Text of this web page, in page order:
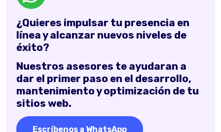
¿Quieres impulsar tu presencia en
línea y alcanzar nuevos niveles de
éxito?
Nuestros asesores te ayudaran a
dar el primer paso en el desarrollo,
mantenimiento y optimización de tu
sitios web.
Escríbenos a WhatsApp